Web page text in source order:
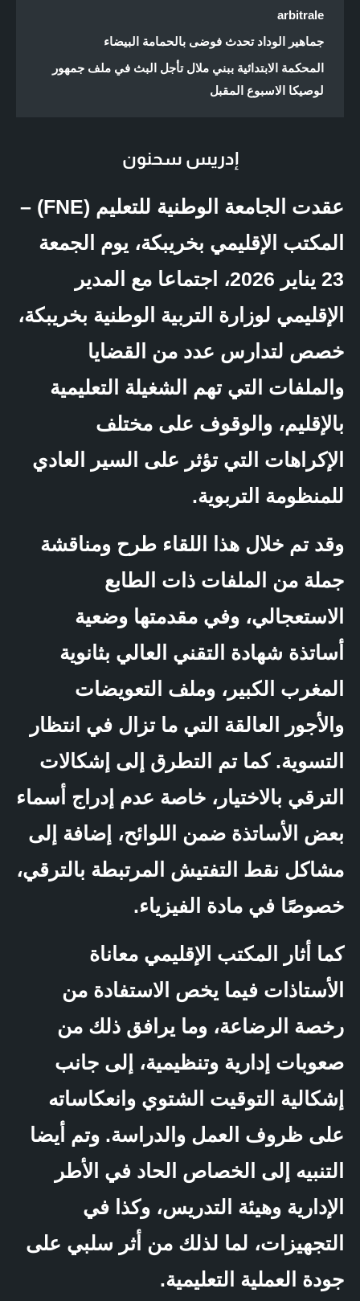
arbitrale
جماهير الوداد تحدث فوضى بالحمامة البيضاء
المحكمة الابتدائية ببني ملال تأجل البث في ملف جمهور
لوصيكا الاسبوع المقبل
إدريس سحنون
عقدت الجامعة الوطنية للتعليم (FNE) –
المكتب الإقليمي بخريبكة، يوم الجمعة
23 يناير 2026، اجتماعا مع المدير
الإقليمي لوزارة التربية الوطنية بخريبكة،
خصص لتدارس عدد من القضايا
والملفات التي تهم الشغيلة التعليمية
بالإقليم، والوقوف على مختلف
الإكراهات التي تؤثر على السير العادي
للمنظومة التربوية.
وقد تم خلال هذا اللقاء طرح ومناقشة
جملة من الملفات ذات الطابع
الاستعجالي، وفي مقدمتها وضعية
أساتذة شهادة التقني العالي بثانوية
المغرب الكبير، وملف التعويضات
والأجور العالقة التي ما تزال في انتظار
التسوية. كما تم التطرق إلى إشكالات
الترقي بالاختيار، خاصة عدم إدراج أسماء
بعض الأساتذة ضمن اللوائح، إضافة إلى
مشاكل نقط التفتيش المرتبطة بالترقي،
خصوصًا في مادة الفيزياء.
كما أثار المكتب الإقليمي معاناة
الأستاذات فيما يخص الاستفادة من
رخصة الرضاعة، وما يرافق ذلك من
صعوبات إدارية وتنظيمية، إلى جانب
إشكالية التوقيت الشتوي وانعكاساته
على ظروف العمل والدراسة. وتم أيضا
التنبيه إلى الخصاص الحاد في الأطر
الإدارية وهيئة التدريس، وكذا في
التجهيزات، لما لذلك من أثر سلبي على
جودة العملية التعليمية.